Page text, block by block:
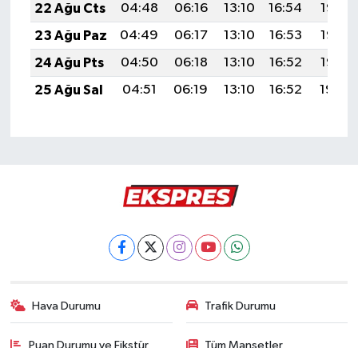
22 Ağu Cts
04:48 06:16 13:10 16:54
19:55
23 Ağu Paz
04:49 06:17 13:10 16:53
19:53
24 Ağu Pts
04:50 06:18 13:10 16:52
19:52
25 Ağu Sal
04:51 06:19 13:10 16:52 19:50
Hava Durumu Trafik Durumu
Puan Durumu ve Fikstür Tüm Manşetler